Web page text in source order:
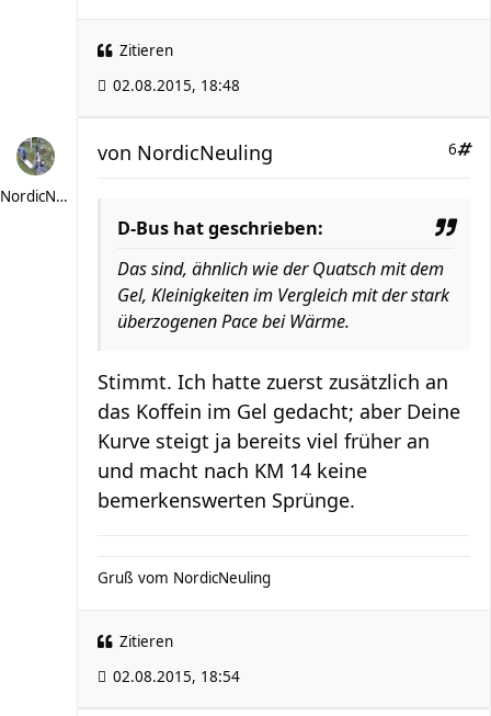
Zitieren
02.08.2015, 18:48
NordicNeuling
6
von NordicNeuling
D-Bus hat geschrieben:
Das sind, ähnlich wie der Quatsch mit dem
Gel, Kleinigkeiten im Vergleich mit der stark
überzogenen Pace bei Wärme.
Stimmt. Ich hatte zuerst zusätzlich an
das Koffein im Gel gedacht; aber Deine
Kurve steigt ja bereits viel früher an
und macht nach KM 14 keine
bemerkenswerten Sprünge.
Gruß vom NordicNeuling
Zitieren
02.08.2015, 18:54